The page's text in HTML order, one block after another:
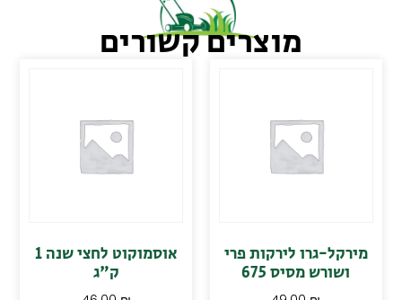
מוצרים קשורים
מירקל-גרו לירקות פרי
ושורש מסיס 675
אוסמוקוט לחצי שנה 1
ק"ג